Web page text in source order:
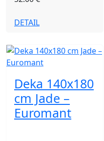
DETAIL
Deka 140x180
cm Jade –
Euromant